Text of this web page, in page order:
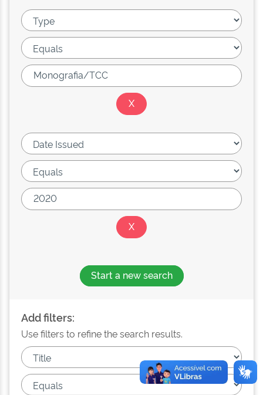
Start a new search
Add filters:
Use filters to refine the search results.